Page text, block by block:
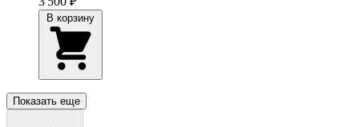
Показать еще